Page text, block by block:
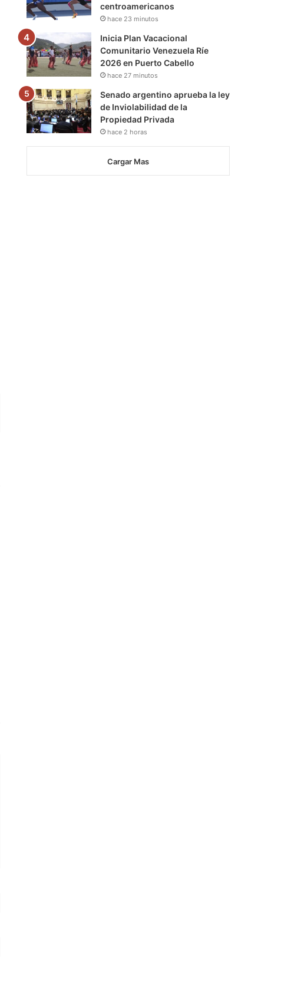
centroamericanos
hace 23 minutos
Inicia Plan Vacacional
Comunitario Venezuela Ríe
2026 en Puerto Cabello
hace 27 minutos
Senado argentino aprueba la ley
de Inviolabilidad de la
Propiedad Privada
hace 2 horas
Cargar Mas